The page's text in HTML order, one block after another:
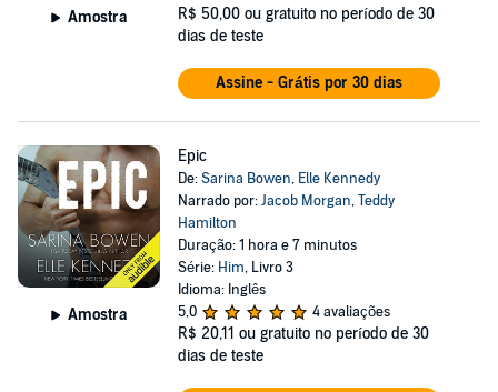
Amostra R$ 50,00 ou gratuito no período de 30
dias de teste
Assine - Grátis por 30 dias
Amostra
Epic
De:Sarina Bowen, Elle Kennedy
Narrado por:Jacob Morgan,Teddy
Hamilton
Duração: 1 hora e 7 minutos
Série: Him, Livro 3
Idioma: Inglês
5,0
4 avaliações
R$ 20,11 ou gratuito no período de 30
dias de teste